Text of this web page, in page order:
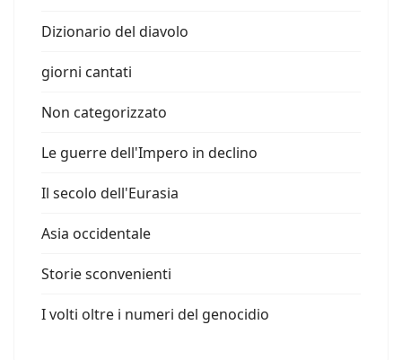
Dizionario del diavolo
giorni cantati
Non categorizzato
Le guerre dell'Impero in declino
Il secolo dell'Eurasia
Asia occidentale
Storie sconvenienti
I volti oltre i numeri del genocidio